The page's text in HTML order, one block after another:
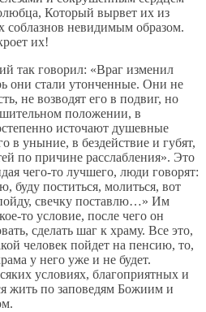
Который вырвет их из
соблазнов невидимым образом.
их!
так говорил: «Враг изменил
они стали утонченные. Они не
не возводят его в подвиг, но
положении, в
источают душевные
в уныние, в бездействие и губят,
по причине расслабления». Это
чего-то лучшего, люди говорят:
буду поститься, молиться, вот
свечку поставлю…» Им
то условие, после чего он
сделать шаг к храму. Все это,
человек пойдет на пенсию, то,
у него уже и не будет.
условиях, благоприятных и
жить по заповедям Божиим и